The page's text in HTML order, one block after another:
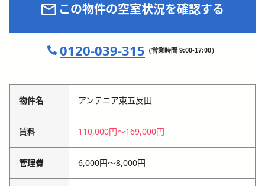
この物件の空室状況を確認する
0120-039-315 （営業時間 9:00-17:00）
物件名 アンテニア東五反田
賃料 110,000円〜169,000円
管理費 6,000円〜8,000円